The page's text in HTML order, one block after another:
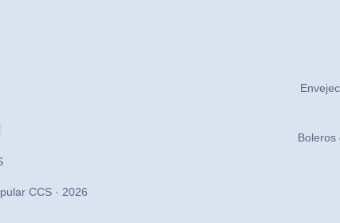
CCS · 2026
Boleros